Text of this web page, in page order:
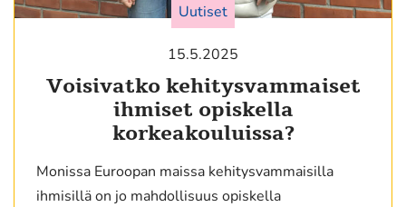
Uutiset
15.5.2025
Voisivatko kehitysvammaiset
ihmiset opiskella
korkeakouluissa?
Monissa Euroopan maissa kehitysvammaisilla
ihmisillä on jo mahdollisuus opiskella